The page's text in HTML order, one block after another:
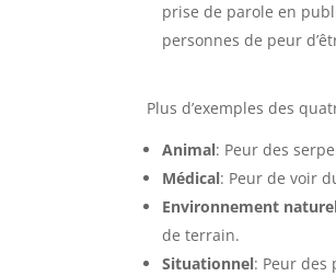
prise de parole en
personnes de peur
Plus d’exemples des
Animal: Peur des
Médical: Peur de voir
Environnement
de terrain.
Situationnel: Peur des